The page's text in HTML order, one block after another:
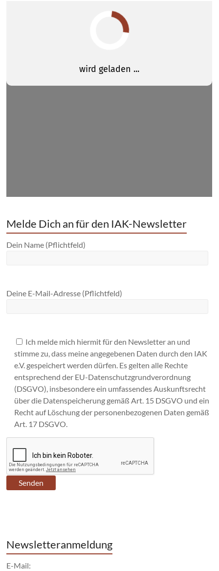
Melde Dich an für den IAK-Newsletter
Dein Name (Pflichtfeld)
Deine E-Mail-Adresse (Pflichtfeld)
Ich melde mich hiermit für den Newsletter an und
stimme zu, dass meine angegebenen Daten durch den IAK
e.V. gespeichert werden dürfen. Es gelten alle Rechte
entsprechend der EU-Datenschutzgrundverordnung
(DSGVO), insbesondere ein umfassendes Auskunftsrecht
über die Datenspeicherung gemäß Art. 15 DSGVO und ein
Recht auf Löschung der personenbezogenen Daten gemäß
Art. 17 DSGVO.
Newsletteranmeldung
E-Mail: